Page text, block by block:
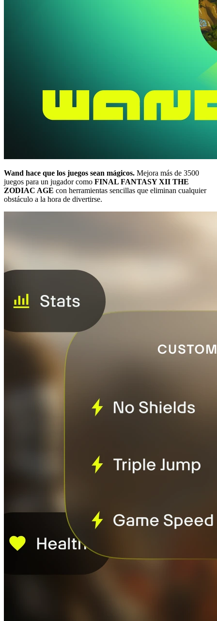
Wand hace que los juegos sean mágicos. Mejora más de 3500
juegos para un jugador como FINAL FANTASY XII THE
ZODIAC AGE con herramientas sencillas que eliminan cualquier
obstáculo a la hora de divertirse.